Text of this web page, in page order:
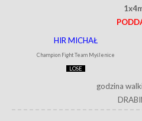
HIR MICHAŁ
Champion Fight Team Myślenice
LOSE
godzina